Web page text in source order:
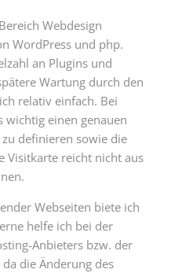
Webdesign
WordPress und php.
an Plugins und
Wartung durch den
relativ einfach. Bei
wichtig einen genauen
definieren sowie die
Visitkarte reicht nicht aus
Webseiten biete ich
helfe ich bei der
Anbieters bzw. der
die Änderung des